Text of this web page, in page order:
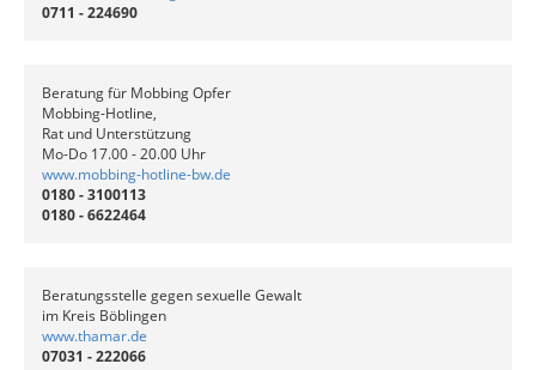
0711 - 224690
Beratung für Mobbing Opfer
Mobbing-Hotline,
Rat und Unterstützung
Mo-Do 17.00 - 20.00 Uhr
www.mobbing-hotline-bw.de
0180 - 3100113
0180 - 6622464
Beratungsstelle gegen sexuelle Gewalt
im Kreis Böblingen
www.thamar.de
07031 - 222066